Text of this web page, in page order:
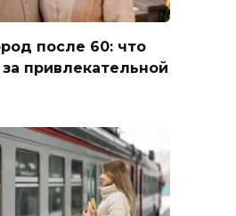
после 60: что
привлекательной